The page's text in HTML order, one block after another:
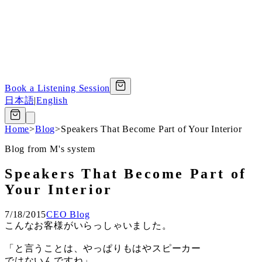
Book a Listening Session
日本語|English
Home>Blog>Speakers That Become Part of Your Interior
Blog from M's system
Speakers That Become Part of
Your Interior
7/18/2015CEO Blog
こんなお客様がいらっしゃいました。
「と言うことは、やっぱりもはやスピーカー